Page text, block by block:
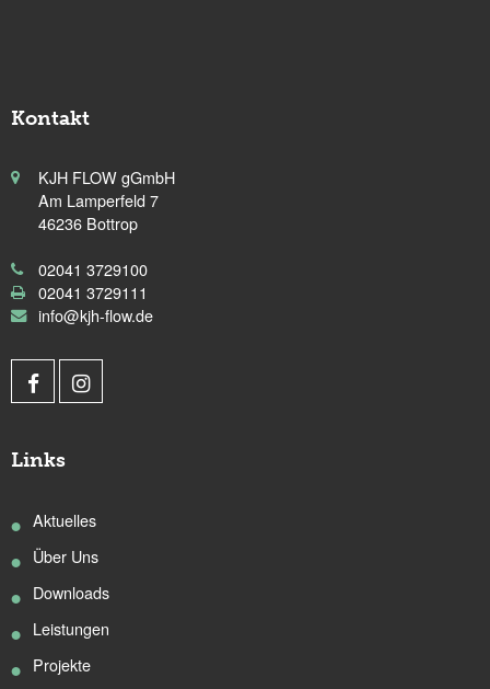
Kontakt
KJH FLOW gGmbH
Am Lamperfeld 7
46236 Bottrop
02041 3729100
02041 3729111
info@kjh-flow.de
Links
Aktuelles
Über Uns
Downloads
Leistungen
Projekte